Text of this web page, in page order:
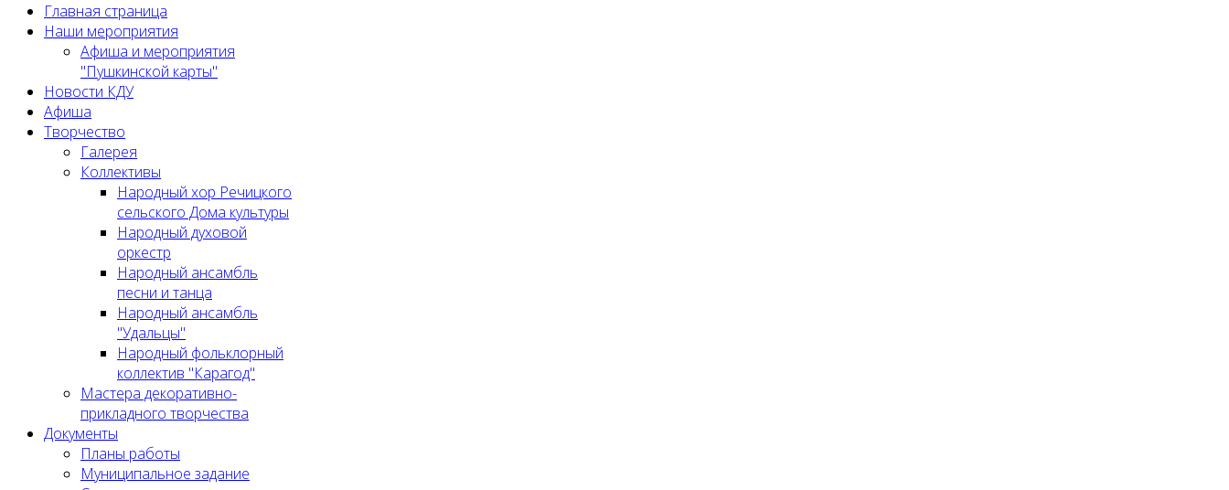
Главная страница
Наши мероприятия
Афиша и мероприятия
"Пушкинской карты"
Новости КДУ
Афиша
Творчество
Галерея
Коллективы
Народный хор Речицкого
сельского Дома культуры
Народный духовой
оркестр
Народный ансамбль
песни и танца
Народный ансамбль
"Удальцы"
Народный фольклорный
коллектив "Карагод"
Мастера декоративно-
прикладного творчества
Документы
Планы работы
Муниципальное задание